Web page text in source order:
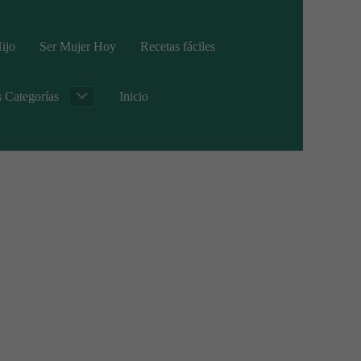
Ser Mujer Hoy Recetas fáciles
Categorías Inicio